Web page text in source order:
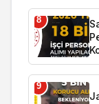
8
9